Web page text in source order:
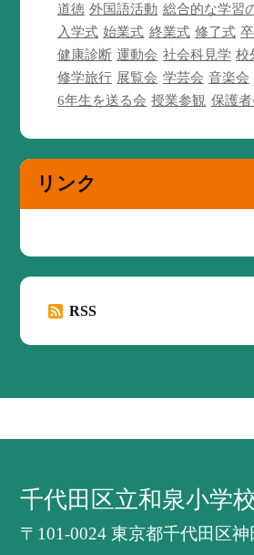
道徳 外国語活動 総合的な学習
入学式 始業式 終業式 修了式
健康診断 運動会 社会科見学 校
修学旅行 展覧会 学芸会 音楽会
6年生を送る会 授業参観 保護者
リンク
RSS
千代田区立和泉小学
〒101-0024 東京都千代田区